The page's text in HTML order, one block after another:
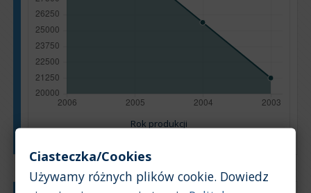
Rok produkcji
Ciasteczka/Cookies
Używamy różnych plików cookie. Dowiedz